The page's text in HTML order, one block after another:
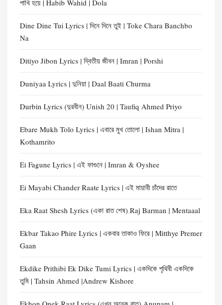
পাখি হয়ে | Habib Wahid | Dola
Dine Dine Tui Lyrics | দিনে দিনে তুই | Toke Chara Banchbo
Na
Ditiyo Jibon Lyrics | দ্বিতীয় জীবন | Imran | Porshi
Duniyaa Lyrics | দুনিয়া | Daal Baati Churma
Durbin Lyrics (দুরবীন) Unish 20 | Taufiq Ahmed Priyo
Ebare Mukh Tolo Lyrics | এবারে মুখ তোলো | Ishan Mitra |
Kothamrito
Ei Fagune Lyrics | এই ফাগুনে | Imran & Oyshee
Ei Mayabi Chander Raate Lyrics | এই মায়াবী চাঁদের রাতে
Eka Raat Shesh Lyrics (একা রাত শেষ) Raj Barman | Mentaaal
Ekbar Takao Phire Lyrics | একবার তাকাও ফিরে | Mitthye Premer
Gaan
Ekdike Prithibi Ek Dike Tumi Lyrics | একদিকে পৃথিবী একদিকে
তুমি | Tahsin Ahmed |Andrew Kishore